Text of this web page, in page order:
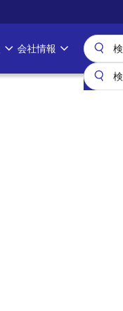
会社情報